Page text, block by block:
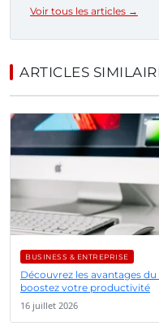
Voir tous les articles →
ARTICLES
BUSINESS & ENTREPRISE
Découvrez les avantages
boostez votre productivité
16 juillet 2026